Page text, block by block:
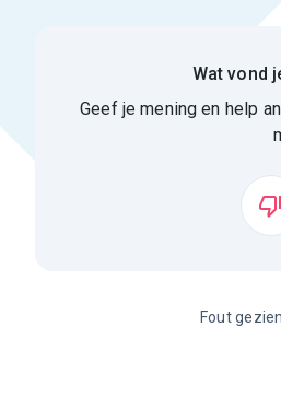
Wat vond
Geef je mening en help
Fout